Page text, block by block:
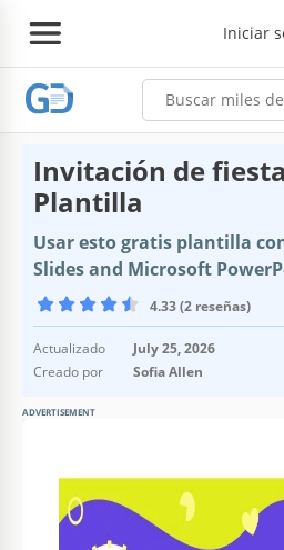
Iniciar
Invitación de
Plantilla
Usar esto gratis plantilla
Slides and Microsoft
4.33 (2 reseñas)
Actualizado
July 25, 2026
Creado por
Sofia Allen
ADVERTISEMENT
Especificaciones de la
Formato